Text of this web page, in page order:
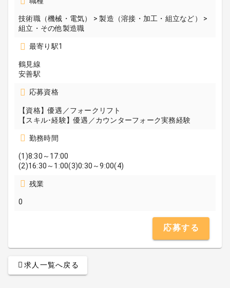
技術職（機械・電気） > 製造（溶接・加工・組立など） >
組立・その他製造職
最寄り駅1
鶴見線
安善駅
応募資格
【資格】優遇／フォークリフト
【スキル･経験】優遇／カウンターフォーク実務経験
勤務時間
(1)8:30～17:00
(2)16:30～1:00(3)0:30～9:00(4)
残業
0
応募する
求人一覧へ戻る